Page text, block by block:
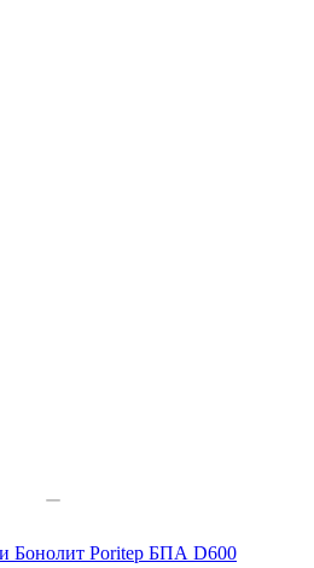
Бонолит Poritep БПА D600